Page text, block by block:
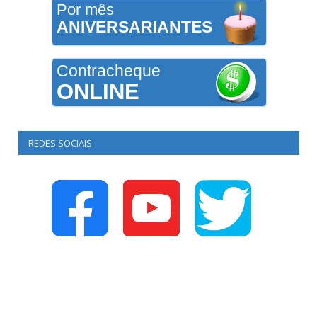
Por mês
ANIVERSARIANTES
Contracheque
ONLINE
REDES SOCIAIS